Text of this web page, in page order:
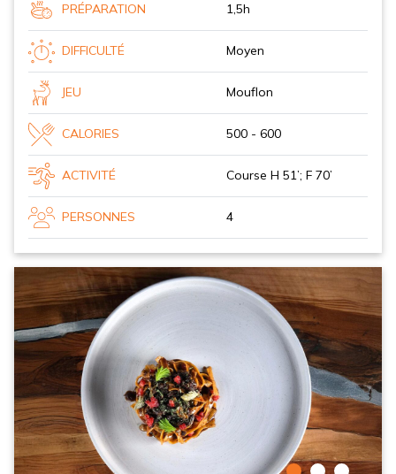
PRÉPARATION 1,5h
DIFFICULTÉ Moyen
JEU Mouflon
CALORIES 500 - 600
ACTIVITÉ Course H 51’; F 70’
PERSONNES 4